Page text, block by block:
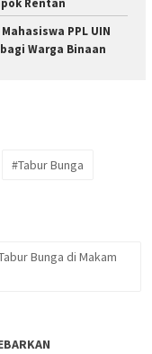
PPL UIN
Warga Binaan
#Tabur Bunga
Bunga di Makam